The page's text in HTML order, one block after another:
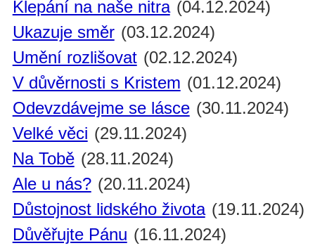
Klepání na naše nitra (04.12.2024)
Ukazuje směr (03.12.2024)
Umění rozlišovat (02.12.2024)
V důvěrnosti s Kristem (01.12.2024)
Odevzdávejme se lásce (30.11.2024)
Velké věci (29.11.2024)
Na Tobě (28.11.2024)
Ale u nás? (20.11.2024)
Důstojnost lidského života (19.11.2024)
Důvěřujte Pánu (16.11.2024)